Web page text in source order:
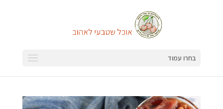
בחרו עמוד